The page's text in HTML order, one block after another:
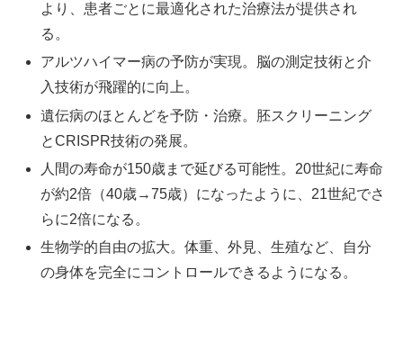
より、患者ごとに最適化された治療法が提供され
る。
アルツハイマー病の予防が実現。脳の測定技術と介
入技術が飛躍的に向上。
遺伝病のほとんどを予防・治療。胚スクリーニング
とCRISPR技術の発展。
人間の寿命が150歳まで延びる可能性。20世紀に寿命
が約2倍（40歳→75歳）になったように、21世紀でさ
らに2倍になる。
生物学的自由の拡大。体重、外見、生殖など、自分
の身体を完全にコントロールできるようになる。